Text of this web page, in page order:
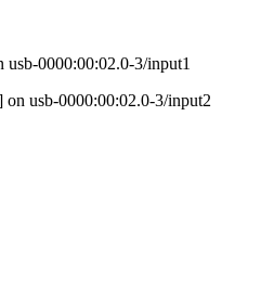
0000:00:02.0-3/input1
usb-0000:00:02.0-3/input2